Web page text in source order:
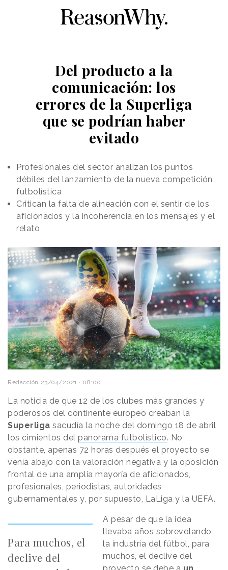
Del producto a la
comunicación: los
errores de la Superliga
que se podrían haber
evitado
Profesionales del sector analizan los puntos
débiles del lanzamiento de la nueva competición
futbolística
Critican la falta de alineación con el sentir de los
aficionados y la incoherencia en los mensajes y el
relato
Redacción 23/04/2021 · 08:00
La noticia de que 12 de los clubes más grandes y
poderosos del continente europeo creaban la
Superliga sacudía la noche del domingo 18 de abril
los cimientos del panorama futbolístico. No
obstante, apenas 72 horas después el proyecto se
venía abajo con la valoración negativa y la oposición
frontal de una amplia mayoría de aficionados,
profesionales, periodistas, autoridades
gubernamentales y, por supuesto, LaLiga y la UEFA.
Para muchos, el
declive del
A pesar de que la idea
llevaba años sobrevolando
la industria del fútbol, para
muchos, el declive del